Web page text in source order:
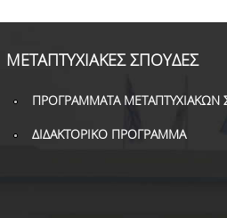
ΜΕΤΑΠΤΥΧΙΑΚΕΣ ΣΠΟΥΔΕΣ
ΠΡΟΓΡΑΜΜΑΤΑ ΜΕΤΑΠΤΥΧΙΑΚΩΝ
ΔΙΔΑΚΤΟΡΙΚΟ ΠΡΟΓΡΑΜΜΑ